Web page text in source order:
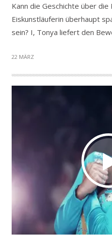
Kann die Geschichte über
Eiskunstläuferin überhaupt
sein? I, Tonya liefert den
22 MÄRZ